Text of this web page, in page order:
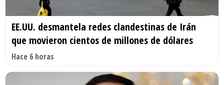
EE.UU. desmantela redes clandestinas de Irán
que movieron cientos de millones de dólares
Hace 6 horas